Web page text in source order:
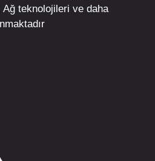
Ağ teknolojileri ve daha